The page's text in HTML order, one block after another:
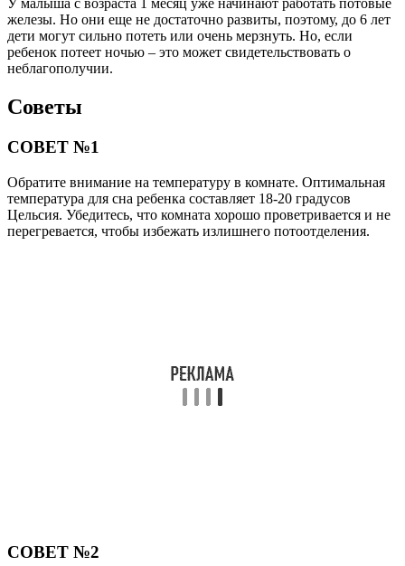
У малыша с возраста 1 месяц уже начинают работать потовые
железы. Но они еще не достаточно развиты, поэтому, до 6 лет
дети могут сильно потеть или очень мерзнуть. Но, если
ребенок потеет ночью – это может свидетельствовать о
неблагополучии.
Советы
СОВЕТ №1
Обратите внимание на температуру в комнате. Оптимальная
температура для сна ребенка составляет 18-20 градусов
Цельсия. Убедитесь, что комната хорошо проветривается и не
перегревается, чтобы избежать излишнего потоотделения.
СОВЕТ №2